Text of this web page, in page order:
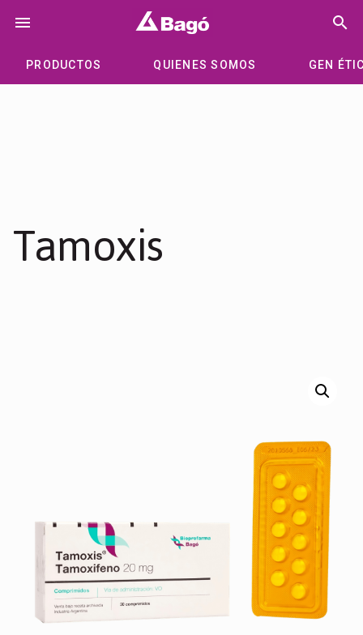
menu search
PRODUCTOS QUIENES SOMOS GEN
Tamoxis